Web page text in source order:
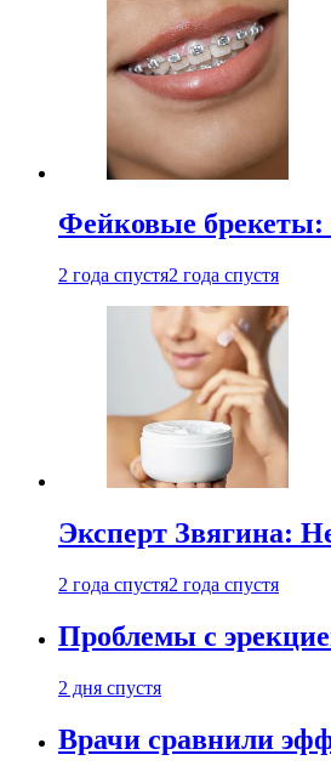
Фейковые брекеты:
2 года спустя2 года спустя
Эксперт Звягина:
2 года спустя2 года спустя
Проблемы с
2 дня спустя
Врачи сравнили